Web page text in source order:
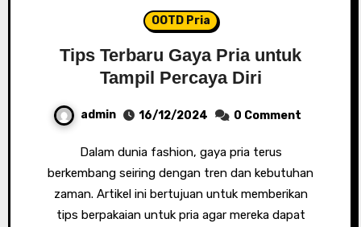
OOTD Pria
Tips Terbaru Gaya Pria untuk
Tampil Percaya Diri
admin 16/12/2024 0 Comment
Dalam dunia fashion, gaya pria terus
berkembang seiring dengan tren dan kebutuhan
zaman. Artikel ini bertujuan untuk memberikan
tips berpakaian untuk pria agar mereka dapat